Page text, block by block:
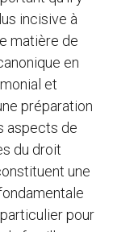
incisive à
matière de
en
et
préparation
aspects de
du droit
une
pour